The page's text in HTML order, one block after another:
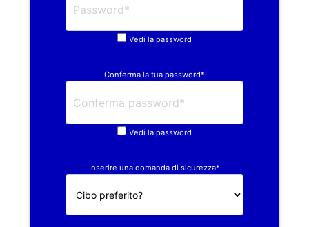
Vedi la password
Conferma la tua password*
Vedi la password
Inserire una domanda di sicurezza*